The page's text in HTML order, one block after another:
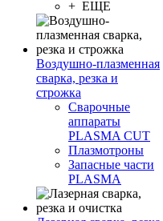
+ ЕЩЕ
Воздушно-плазменная
сварка, резка и
строжка
Сварочные
аппараты
PLASMA CUT
Плазмотроны
Запасные части
PLASMA